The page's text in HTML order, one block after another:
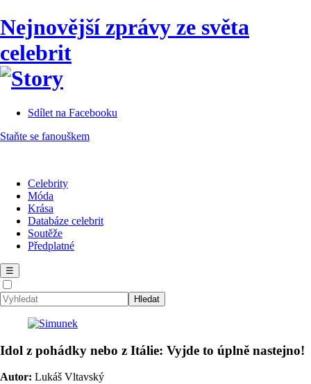
Nejnovější zprávy ze světa
celebrit
Sdílet na Facebooku
Staňte se fanouškem
Celebrity
Móda
Krása
Databáze celebrit
Soutěže
Předplatné
☰
Idol z pohádky nebo z Itálie: Vyjde to úplně nastejno!
Autor: Lukáš Vltavský